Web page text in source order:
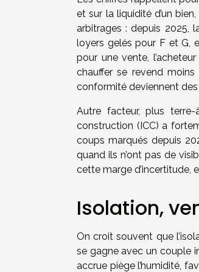
et sur la liquidité d’un
arbitrages : depuis 2025,
loyers gelés pour F et G,
pour une vente,
chauffer se revend moins
conformité deviennent des
Autre facteur, plus terre-
construction (ICC) a
coups marqués depuis
quand ils n’ont pas de
cette marge d’incertitude,
Isolation,
On croit souvent que
se gagne avec un couple
accrue piège l’humidité,